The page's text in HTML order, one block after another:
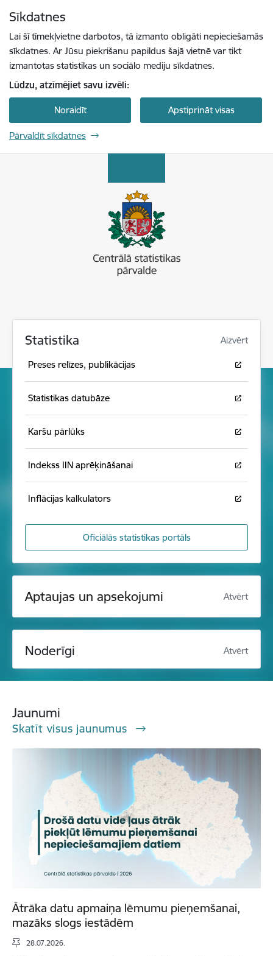
Sīkdatnes
Lai šī tīmekļvietne darbotos, tā izmanto obligāti nepieciešamās
sīkdatnes. Ar Jūsu piekrišanu papildus šajā vietnē var tikt
izmantotas statistikas un sociālo mediju sīkdatnes.
Lūdzu, atzīmējiet savu izvēli:
Noraidīt Apstiprināt visas
Pārvaldīt sīkdatnes
Statistika Aizvērt
Preses relīzes, publikācijas
Statistikas datubāze
Karšu pārlūks
Indekss IIN aprēķināšanai
Inflācijas kalkulators
Oficiālās statistikas portāls
Aptaujas un apsekojumi Atvērt
Noderīgi Atvērt
Jaunumi
Skatīt visus jaunumus
Ātrāka datu apmaiņa lēmumu pieņemšanai,
mazāks slogs iestādēm
28.07.2026.